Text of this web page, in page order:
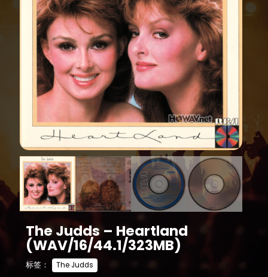
The Judds – Heartland
(WAV/16/44.1/323MB)
标签： The Judds